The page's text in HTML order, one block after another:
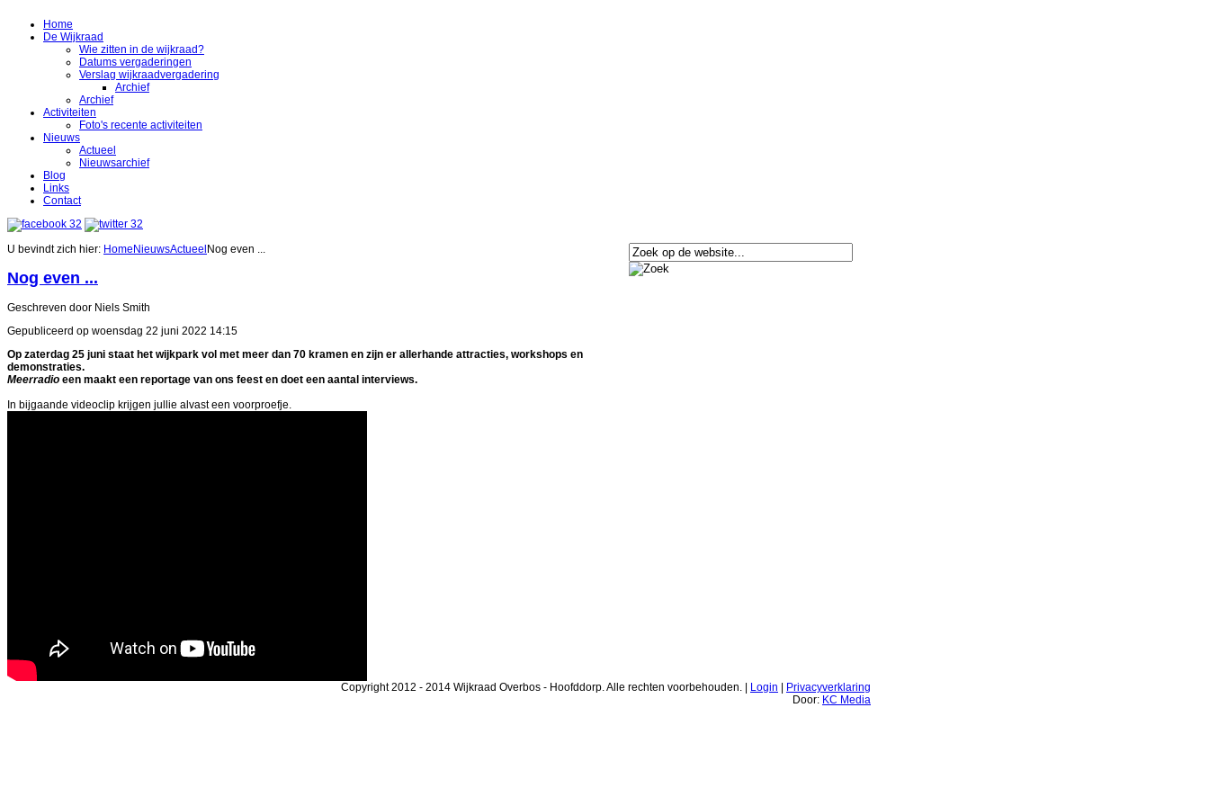
Home
De Wijkraad
Wie zitten in de wijkraad?
Datums vergaderingen
Verslag wijkraadvergadering
Archief
Archief
Activiteiten
Foto's recente activiteiten
Nieuws
Actueel
Nieuwsarchief
Blog
Links
Contact
U bevindt zich hier: Home NieuwsActueel Nog even ...
Nog even ...
Geschreven door Niels Smith
Gepubliceerd op woensdag 22 juni 2022 14:15
Op zaterdag 25 juni staat het wijkpark vol met meer dan 70 kramen en zijn er allerhande attracties, workshops en
demonstraties.
Meerradio een maakt een reportage van ons feest en doet een aantal interviews.
In bijgaande videoclip krijgen jullie alvast een voorproefje.
Copyright 2012 - 2014 Wijkraad Overbos - Hoofddorp. Alle rechten voorbehouden. | Login | Privacyverklaring
Door: KC Media